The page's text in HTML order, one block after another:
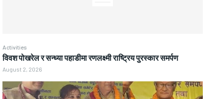
Activities
विवश पोखरेल र सन्ध्या पहाडीमा रणलक्ष्मी राष्ट्रिय पुरस्कार समर्पण
August 2, 2026